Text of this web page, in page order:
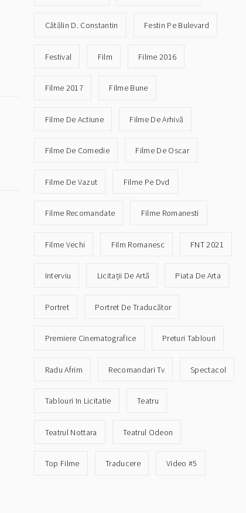
Cătălin D. Constantin Festin Pe Bulevard
Festival Film Filme 2016
Filme 2017 Filme Bune
Filme De Actiune Filme De Arhivă
Filme De Comedie Filme De Oscar
Filme De Vazut Filme Pe Dvd
Filme Recomandate Filme Romanesti
Filme Vechi Film Romanesc FNT 2021
Interviu Licitații De Artă Piata De Arta
Portret Portret De Traducător
Premiere Cinematografice Preturi Tablouri
Radu Afrim Recomandari Tv Spectacol
Tablouri In Licitatie Teatru
Teatrul Nottara Teatrul Odeon
Top Filme Traducere Video #5